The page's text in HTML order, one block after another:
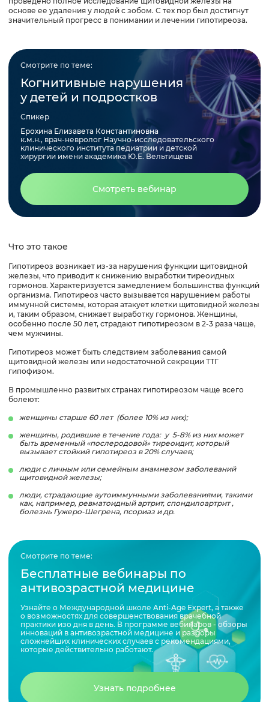
Симптомы
Диагностика гипотиреоза
Лечение
Краткие выводы
Список использованной литературы
основе ее удаления у людей с зобом. С тех пор был достигнут
значительный прогресс в понимании и лечении гипотиреоза.
Смотрите по теме:
Когнитивные нарушения
у детей и подростков
Спикер
Ерохина Елизавета Константиновна
к.м.н., врач-невролог Научно-исследовательского
клинического института педиатрии и детской
хирургии имени академика Ю.Е. Вельтищева
Смотреть вебинар
Что это такое
Гипотиреоз возникает из-за нарушения функции щитовидной
железы, что приводит к снижению выработки тиреоидных
гормонов. Характеризуется замедлением большинства функций
организма. Гипотиреоз часто вызывается нарушением работы
иммунной системы, которая атакует клетки щитовидной железы
и, таким образом, снижает выработку гормонов. Женщины,
особенно после 50 лет, страдают гипотиреозом в 2-3 раза чаще,
чем мужчины.
Гипотиреоз может быть следствием заболевания самой
щитовидной железы или недостаточной секреции ТТГ
гипофизом.
В промышленно развитых странах гипотиреозом чаще всего
болеют:
женщины старше 60 лет (более 10% из них);
женщины, родившие в течение года: у 5-8% из них может
быть временный «послеродовой» тиреоидит, который
вызывает стойкий гипотиреоз в 20% случаев;
люди с личным или семейным анамнезом заболеваний
щитовидной железы;
люди, страдающие аутоиммунными заболеваниями, такими
как, например, ревматоидный артрит, спондилоартрит ,
болезнь Гужеро-Шегрена, псориаз и др.
Смотрите по теме:
Бесплатные вебинары по
антивозрастной медицине
Узнайте о Международной школе Anti-Age Expert, а также
о возможностях для совершенствования врачебной
практики изо дня в день. В программе вебинаров - обзоры
инноваций в антивозрастной медицине и разборы
сложнейших клинических случаев с рекомендациями,
которые действительно работают.
Узнать подробнее